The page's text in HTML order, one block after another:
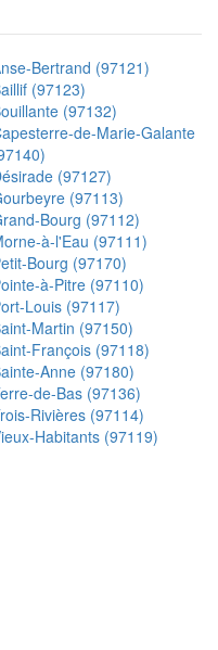
Bertrand (97121)
(97123)
(97132)
de-Marie-Galante
(97127)
(97113)
Bourg (97112)
à-l'Eau (97111)
Bourg (97170)
à-Pitre (97110)
Louis (97117)
Martin (97150)
François (97118)
Anne (97180)
de-Bas (97136)
Rivières (97114)
Habitants (97119)